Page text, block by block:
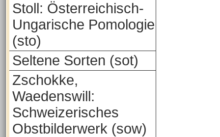
Stoll: Österreichisch-
Ungarische Pomologie
(sto)
Seltene Sorten (sot)
Zschokke,
Waedenswill:
Schweizerisches
Obstbilderwerk (sow)